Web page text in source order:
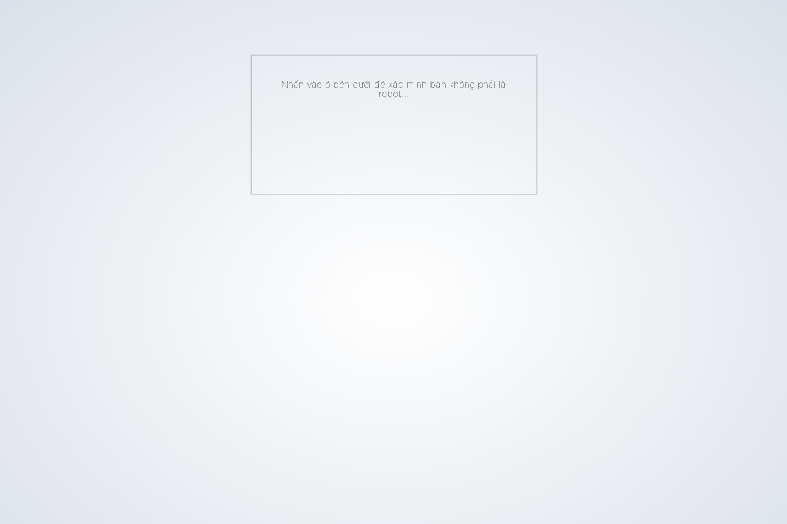
Nhấn vào ô bên dưới để xác minh bạn không phải là
robot...